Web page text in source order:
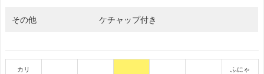
その他 ケチャップ付き
カリ ふにゃ